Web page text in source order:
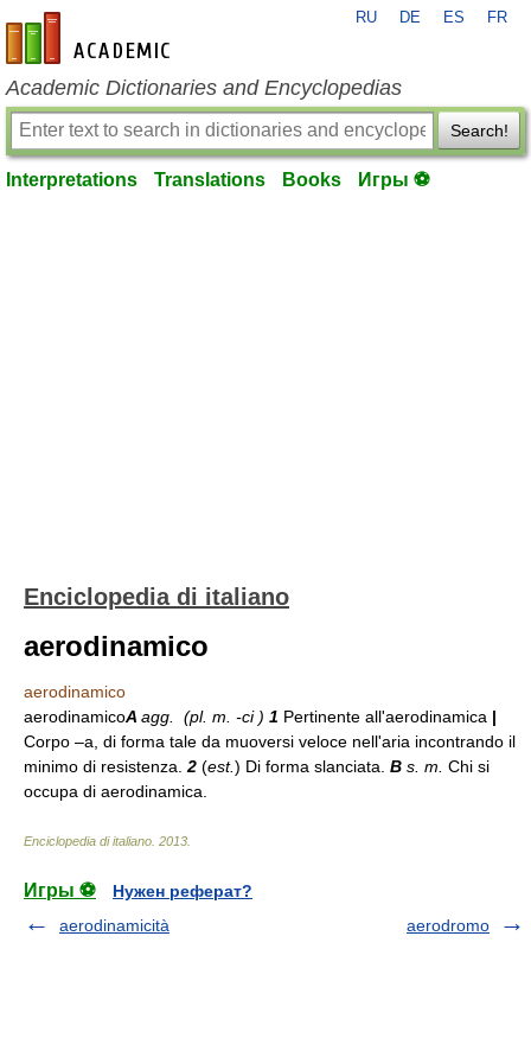
en-academic.com
RU DE ES FR
Academic Dictionaries and Encyclopedias
Search!
Interpretations Translations Books Игры ⚽
Enciclopedia di italiano
aerodinamico
aerodinamico
aerodinamicoA agg. (pl. m. -ci ) 1 Pertinente all'aerodinamica |
Corpo –a, di forma tale da muoversi veloce nell'aria incontrando il
minimo di resistenza. 2 (est.) Di forma slanciata. B s. m. Chi si
occupa di aerodinamica.
Enciclopedia di italiano 2013
Игры ⚽
Нужен реферат?
aerodinamicità
aerodromo